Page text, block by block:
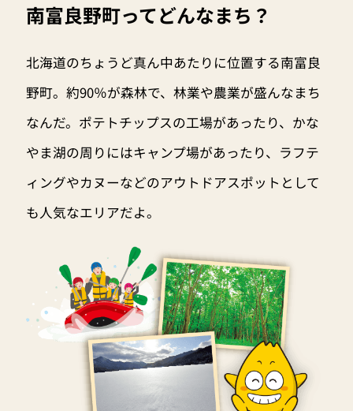
南富良野町ってどんなまち？
北海道のちょうど真ん中あたりに位置する南富良
野町。約90％が森林で、林業や農業が盛んなまち
なんだ。ポテトチップスの工場があったり、かな
やま湖の周りにはキャンプ場があったり、ラフテ
ィングやカヌーなどのアウトドアスポットとして
も人気なエリアだよ。